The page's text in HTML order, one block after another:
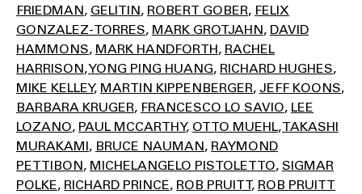
FRIEDMAN GELITIN ROBERT GOBER FELIX
GONZALEZ-TORRES MARK GROTJAHN DAVID
HAMMONS MARK HANDFORTH RACHEL
HARRISON YONG PING HUANG RICHARD HUGHES
MIKE KELLEY MARTIN KIPPENBERGER JEFF KOONS
BARBARA KRUGER FRANCESCO LO SAVIO LEE
LOZANO PAUL MCCARTHY OTTO MUEHL TAKASHI
MURAKAMI BRUCE NAUMAN RAYMOND
PETTIBON MICHELANGELO PISTOLETTO SIGMAR
POLKE RICHARD PRINCE ROB PRUITT ROB PRUITT